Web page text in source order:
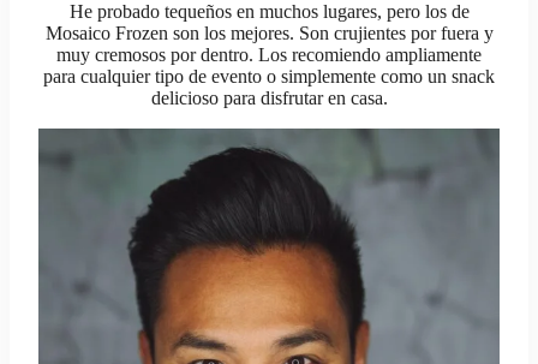
He probado tequeños en muchos lugares, pero los de
Mosaico Frozen son los mejores. Son crujientes por fuera y
muy cremosos por dentro. Los recomiendo ampliamente
para cualquier tipo de evento o simplemente como un snack
delicioso para disfrutar en casa.